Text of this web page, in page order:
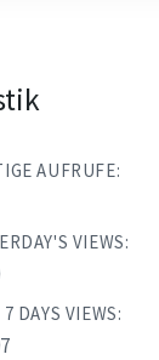
AUFRUFE:
VIEWS:
DAYS VIEWS: